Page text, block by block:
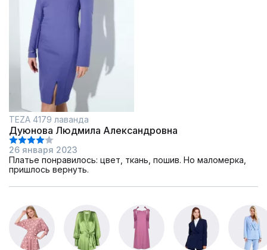
TEZA 4179 лаванда
Дуюнова Людмила Александровна
26 января 2023
Платье понравилось: цвет, ткань, пошив. Но маломерка,
пришлось вернуть.